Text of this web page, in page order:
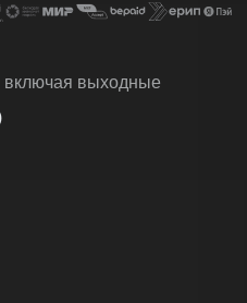
включая выходные